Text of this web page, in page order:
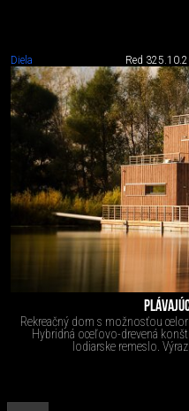
Diela Red 3
Rekreačný dom s možnosťou
Hybridná oceľovo-drevená
lodiarske remeslo.